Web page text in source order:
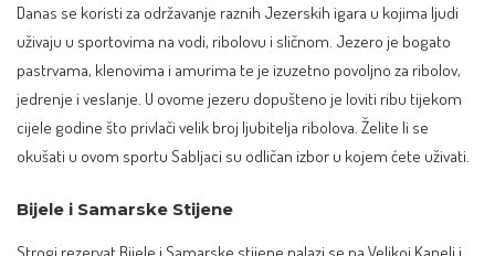
Danas se koristi za održavanje raznih Jezerskih igara u kojima ljudi
uživaju u sportovima na vodi, ribolovu i sličnom. Jezero je bogato
pastrvama, klenovima i amurima te je izuzetno povoljno za ribolov,
jedrenje i veslanje. U ovome jezeru dopušteno je loviti ribu tijekom
cijele godine što privlači velik broj ljubitelja ribolova. Želite li se
okušati u ovom sportu Sabljaci su odličan izbor u kojem ćete uživati.
Bijele i Samarske Stijene
Strogi rezervat Bijele i Samarske stijene nalazi se na Velikoj Kapeli i